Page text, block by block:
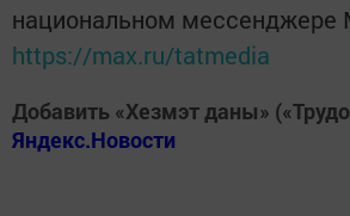
национальном мессенджере
https://max.ru/tatmedia
Добавить «Хезмэт даны»
Яндекс.Новости